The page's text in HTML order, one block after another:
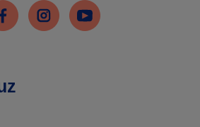
InstagramYoutube